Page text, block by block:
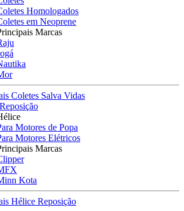
Homologados
em Neoprene
Marcas
Coletes Salva Vidas
Motores de Popa
Motores Elétricos
Marcas
Kota
Hélice Reposição